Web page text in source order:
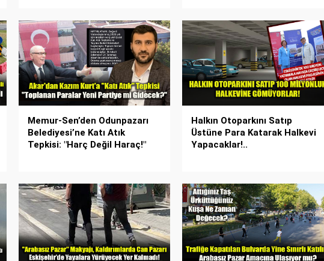
Memur-Sen’den Odunpazarı
Belediyesi’ne Katı Atık
Tepkisi: "Harç Değil Haraç!"
Halkın Otoparkını Satıp
Üstüne Para Katarak Halkevi
Yapacaklar!..